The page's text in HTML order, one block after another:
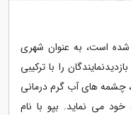
شده است، به عنوان شهری
را با ترکیبی
چشمه های آب گرم درمانی
می نماید. بپو با نام